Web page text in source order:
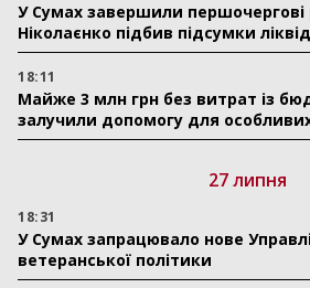
У Сумах завершили першочергові
Ніколаєнко підбив підсумки
18:11
Майже 3 млн грн без витрат із
залучили допомогу для
27 липня
18:31
У Сумах запрацювало нове
ветеранської політики